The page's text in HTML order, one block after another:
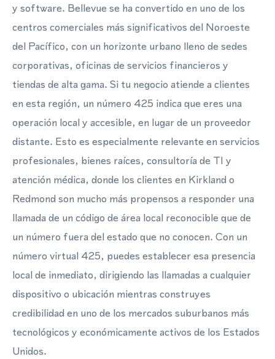
y software. Bellevue se ha convertido en uno de los
centros comerciales más significativos del Noroeste
del Pacífico, con un horizonte urbano lleno de sedes
corporativas, oficinas de servicios financieros y
tiendas de alta gama. Si tu negocio atiende a clientes
en esta región, un número 425 indica que eres una
operación local y accesible, en lugar de un proveedor
distante. Esto es especialmente relevante en servicios
profesionales, bienes raíces, consultoría de TI y
atención médica, donde los clientes en Kirkland o
Redmond son mucho más propensos a responder una
llamada de un código de área local reconocible que de
un número fuera del estado que no conocen. Con un
número virtual 425, puedes establecer esa presencia
local de inmediato, dirigiendo las llamadas a cualquier
dispositivo o ubicación mientras construyes
credibilidad en uno de los mercados suburbanos más
tecnológicos y económicamente activos de los Estados
Unidos.